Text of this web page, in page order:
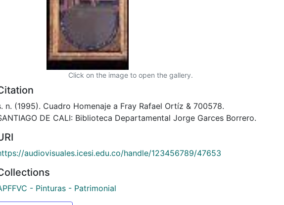
Click on the image to open the gallery.
n. (1995). Cuadro Homenaje a Fray Rafael Ortíz & 700578.
DE CALI: Biblioteca Departamental Jorge Garces Borrero.
audiovisuales.icesi.edu.co/handle/123456789/47653
- Pinturas - Patrimonial